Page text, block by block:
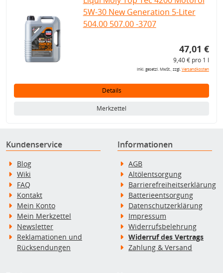
5W-30 New Generation 5-Liter
504.00 507.00 -3707
47,01 €
9,40 € pro 1 l
inkl. gesetzl. MwSt., zzgl.Versandkosten
Details
Merkzettel
Kundenservice
Blog
Wiki
FAQ
Kontakt
Mein Konto
Mein Merkzettel
Newsletter
Reklamationen und
Rücksendungen
Informationen
AGB
Altölentsorgung
Barrierefreiheitserklärung
Batterieentsorgung
Datenschutzerklärung
Impressum
Widerrufsbelehrung
Widerruf des Vertrags
Zahlung & Versand